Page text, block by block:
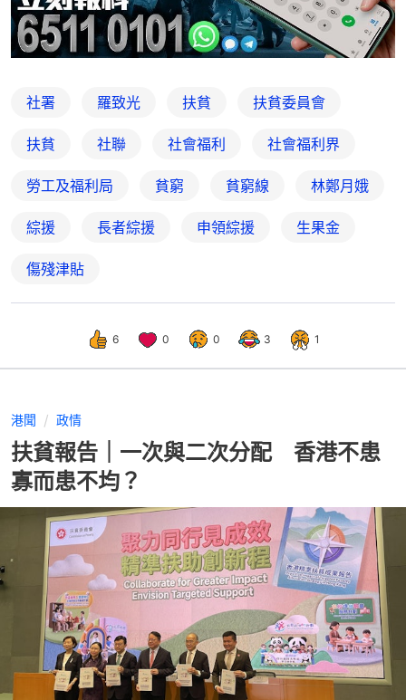
社署 羅致光 扶貧 扶貧委員會
扶貧 社聯 社會福利 社會福利界
勞工及福利局 貧窮 貧窮線 林鄭月娥
綜援 長者綜援 申領綜援 生果金
傷殘津貼
6 0 0 3 1
港聞 政情
扶貧報告｜一次與二次分配 香港不患
寡而患不均？